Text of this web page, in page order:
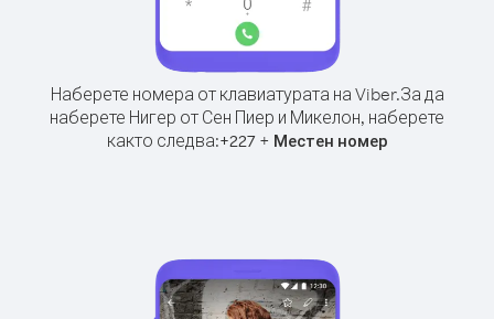
Наберете номера от клавиатурата на Viber.За да
наберете Нигер от Сен Пиер и Микелон, наберете
както следва:+227+ Местен номер